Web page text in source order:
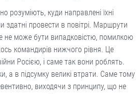
розуміють, куди направлені їхні
здатні провести в повітрі. Маршрути
не може бути випадковістю, помилкою
командирів нижчого рівня. Це
Росією, і саме так вони роблять.
а в підсумку великі втрати. Саме тому
виходячи з принципу, що не